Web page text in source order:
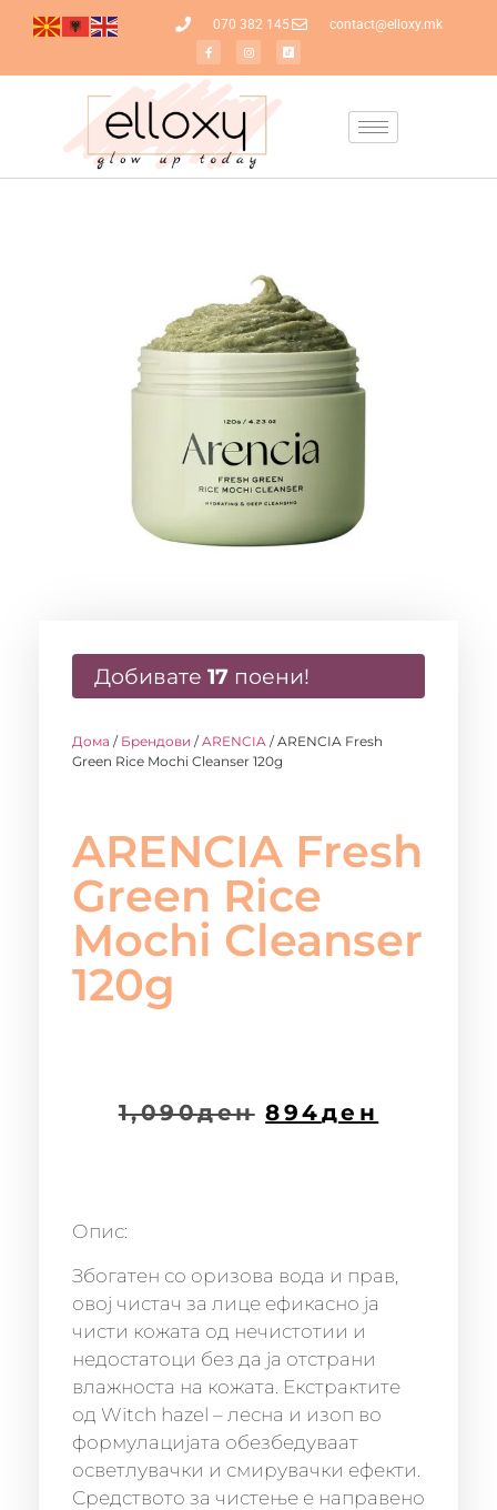
070 382 145 contact@elloxy.mk
Добивате 17 поени!
Дома / Брендови /ARENCIA / ARENCIA Fresh
Green Rice Mochi Cleanser 120g
ARENCIA Fresh
Green Rice
Mochi Cleanser
120g
1,090ден 894ден
Опис:
Збогатен со оризова вода и прав,
овој чистач за лице ефикасно ја
чисти кожата од нечистотии и
недостатоци без да ја отстрани
влажноста на кожата. Екстрактите
од Witch hazel – лесна и изоп во
формулацијата обезбедуваат
осветлувачки и смирувачки ефекти.
Средството за чистење е направено